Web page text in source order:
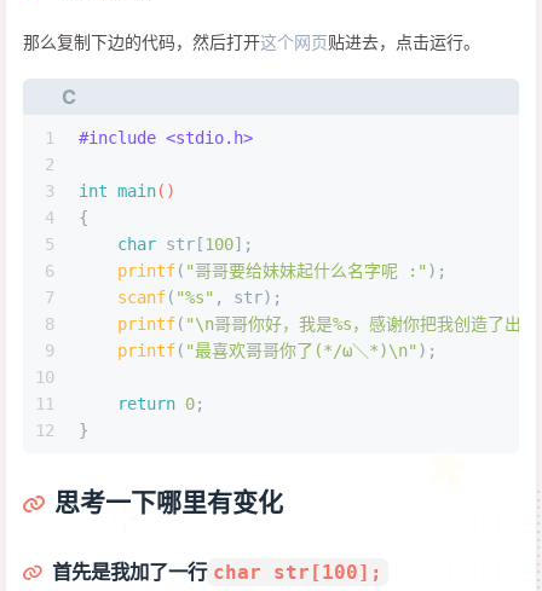
那么复制下边的代码，然后打开这个网页贴进去，点击运行。
C
1
2
3
4
5
6
7
8
9
10
11
12
#include <stdio.h>
int main()
{
char str[100];
printf( "哥哥要给妹妹起什么名字呢 :" );
scanf( "%s" , str);
printf( "\n哥哥你好，我是%s，感谢你把我创造了出
printf( "最喜欢哥哥你了(*/ω＼*)\n" );
return 0;
}
思考一下哪里有变化
首先是我加了一行 char str[100];